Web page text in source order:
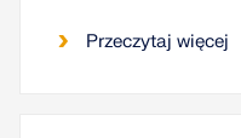
Przeczytaj więcej